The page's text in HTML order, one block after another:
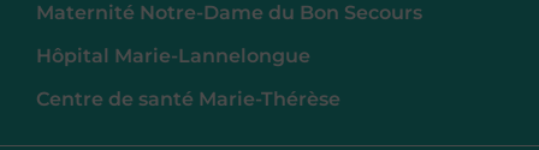
Maternité Notre-Dame du Bon Secours
Hôpital Marie-Lannelongue
Centre de santé Marie-Thérèse